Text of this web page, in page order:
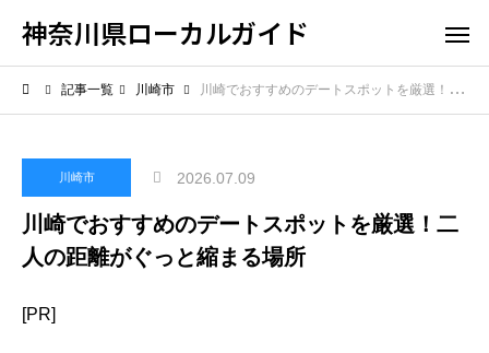
神奈川県ローカルガイド
記事一覧 川崎市 川崎でおすすめのデートスポットを厳選！二人の距離がぐっと縮まる場所
川崎市 2026.07.09
川崎でおすすめのデートスポットを厳選！二
人の距離がぐっと縮まる場所
[PR]